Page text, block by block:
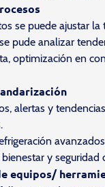
se puede ajustar
pude analizar
optimización en
alertas y
y
equipos/